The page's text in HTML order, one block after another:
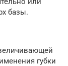
базы.
губки